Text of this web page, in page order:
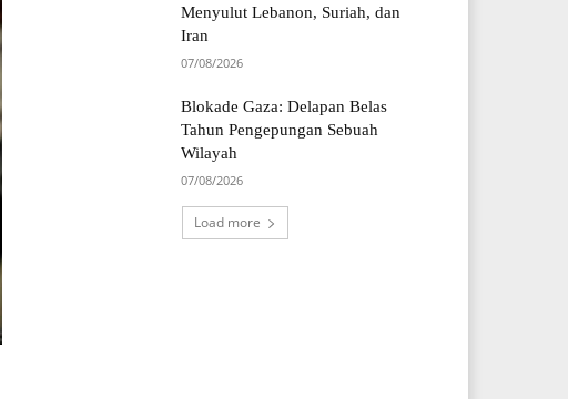
Menyulut Lebanon, Suriah, dan
Iran
07/08/2026
Blokade Gaza: Delapan Belas
Tahun Pengepungan Sebuah
Wilayah
07/08/2026
Load more